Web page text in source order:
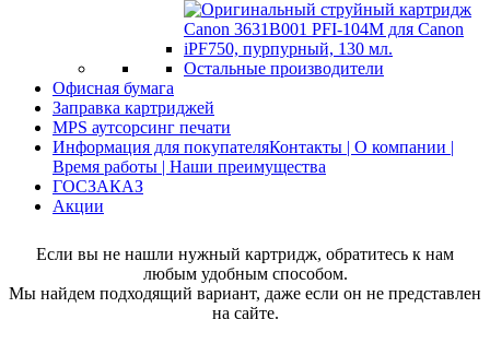
Остальные производители
Офисная бумага
Заправка картриджей
MPS аутсорсинг печати
Информация для покупателяКонтакты | О компании |
Время работы | Наши преимущества
ГОСЗАКАЗ
Акции
Если вы не нашли нужный картридж, обратитесь к нам
любым удобным способом.
Мы найдем подходящий вариант, даже если он не представлен
на сайте.